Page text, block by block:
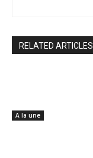
RELATED ARTICLES
A la une